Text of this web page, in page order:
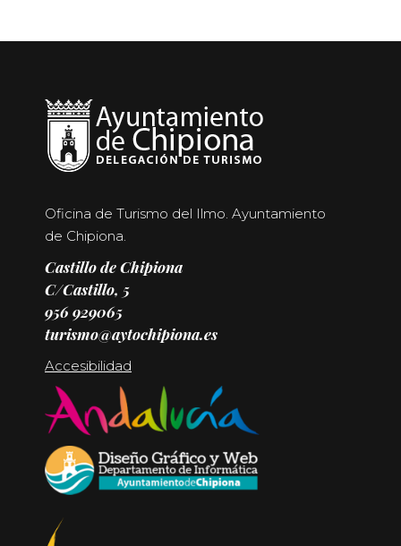
Oficina de Turismo del Ilmo. Ayuntamiento
de Chipiona.
Castillo de Chipiona
C/Castillo, 5
956 929065
turismo@aytochipiona.es
Accesibilidad